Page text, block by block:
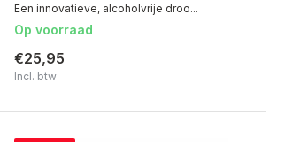
Een innovatieve, alcoholvrije droo...
Op voorraad
€25,95
Incl. btw